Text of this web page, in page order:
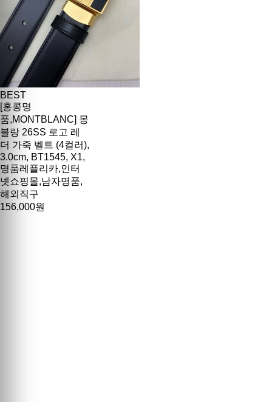
BEST
[홍콩명
품,MONTBLANC] 몽
블랑 26SS 로고 레
더 가죽 벨트 (4컬러),
3.0cm, BT1545, X1,
명품레플리카,인터
넷쇼핑몰,남자명품,
해외직구
156,000원